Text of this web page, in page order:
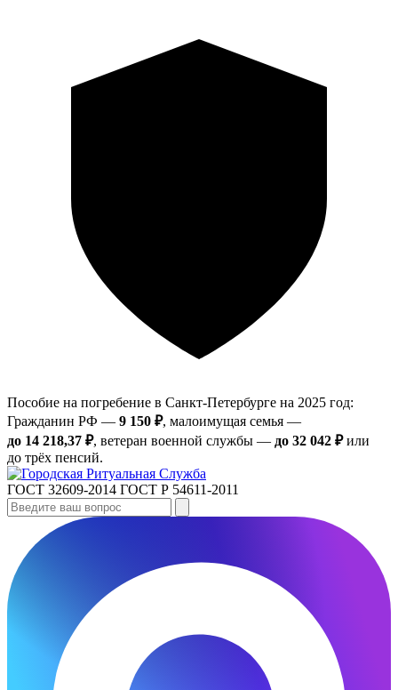
Пособие на погребение в Санкт‑Петербурге на 2025 год:
Гражданин РФ — 9 150 ₽, малоимущая семья —
до 14 218,37 ₽, ветеран военной службы — до 32 042 ₽или
до трёх пенсий.
ГОСТ 32609-2014 ГОСТ Р 54611-2011